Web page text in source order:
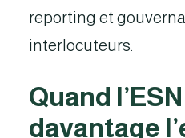
reporting et
interlocuteurs.
Quand
davantage